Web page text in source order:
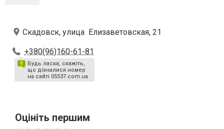
Скадовск, улица Елизаветовская, 21
+380(96)160-61-81
Будь ласка, скажіть,
що дізналися номер
на сайті 05537.com.ua
Оцініть першим